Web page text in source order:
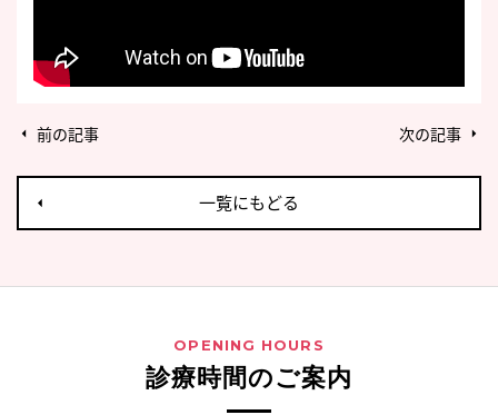
前の記事 次の記事
一覧にもどる
OPENING HOURS
診療時間のご案内